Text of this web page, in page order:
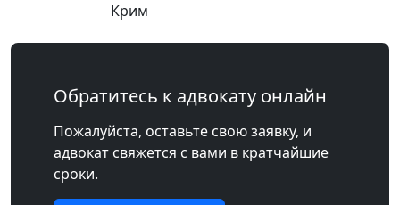
Крим
Обратитесь к адвокату онлайн
Пожалуйста, оставьте свою заявку, и
адвокат свяжется с вами в кратчайшие
сроки.